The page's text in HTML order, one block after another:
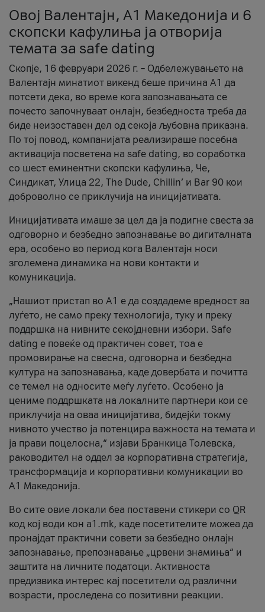
Овој Валентајн, A1 Македонија и 6
скопски кафулиња ја отворија
темата за safe dating
Скопје, 16 февруари 2026 г. – Одбележувањето на
Валентајн минатиот викенд беше причина А1 да
потсети дека, во време кога запознавањата се
почесто започнуваат онлајн, безбедноста треба да
биде неизоставен дел од секоја љубовна приказна.
По тој повод, компанијата реализираше посебна
активација посветена на safe dating, во соработка
со шест еминентни скопски кафулиња, Че,
Синдикат, Улица 22, The Dude, Chillin’ и Bar 90 кои
доброволно се приклучија на иницијативата.
Иницијативата имаше за цел да ја подигне свеста за
одговорно и безбедно запознавање во дигиталната
ера, особено во период кога Валентајн носи
зголемена динамика на нови контакти и
комуникација.
„Нашиот пристап во А1 е да создадеме вредност за
луѓето, не само преку технологија, туку и преку
поддршка на нивните секојдневни избори. Safe
dating е повеќе од практичен совет, тоа е
промовирање на свесна, одговорна и безбедна
култура на запознавања, каде довербата и почитта
се темел на односите меѓу луѓето. Особено ја
цениме поддршката на локалните партнери кои се
приклучија на оваа иницијатива, бидејќи токму
нивното учество ја потенцира важноста на темата и
ја прави поцелосна,“ изјави Бранкица Толевска,
раководител на оддел за корпоративна стратегија,
трансформација и корпоративни комуникации во
А1 Македонија.
Во сите овие локали беа поставени стикери со QR
код кој води кон a1.mk, каде посетителите можеа да
пронајдат практични совети за безбедно онлајн
запознавање, препознавање „црвени знамиња“ и
заштита на личните податоци. Активноста
предизвика интерес кај посетители од различни
возрасти, проследена со позитивни реакции.